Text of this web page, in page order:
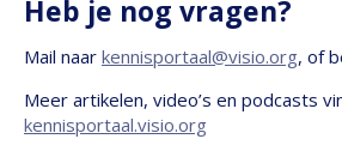
Heb je nog vragen?
Mail naar kennisportaal@visio.org, of
Meer artikelen, video’s en podcasts
kennisportaal.visio.org